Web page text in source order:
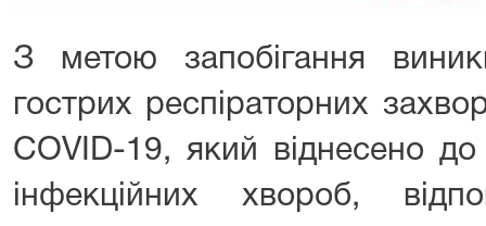
З метою запобігання
гострих респіраторних
COVID-19, який віднесено
інфекційних хвороб,